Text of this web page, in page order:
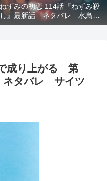
ねずみの初恋 114話『ねずみ殺
し』最新話 ネタバレ 水鳥死
亡 鯆を殺すか
成り上がる 第
ネタバレ サイツ